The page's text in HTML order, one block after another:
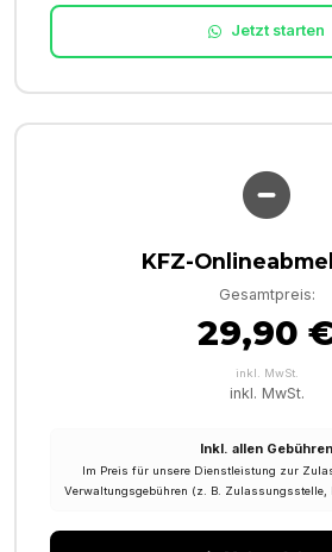
Jetzt starten
KFZ-
Gesamtpreis:
29,90
inkl. MwSt.
inkl. MwSt.
Inkl. allen Gebühren
Im Preis für unsere Dienstleistung zur
Verwaltungsgebühren (z. B. Zulassungsstelle,